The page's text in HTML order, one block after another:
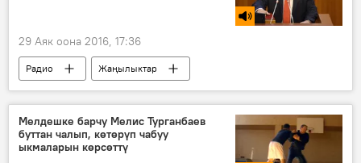
29 Аяк оона 2016, 17:36
Радио
Жаңылыктар
Рыскелди Момбеков
эл депутат
Мелдешке барчу Мелис Турганбаев
буттан чалып, көтөрүп чабуу
ыкмаларын көрсөттү